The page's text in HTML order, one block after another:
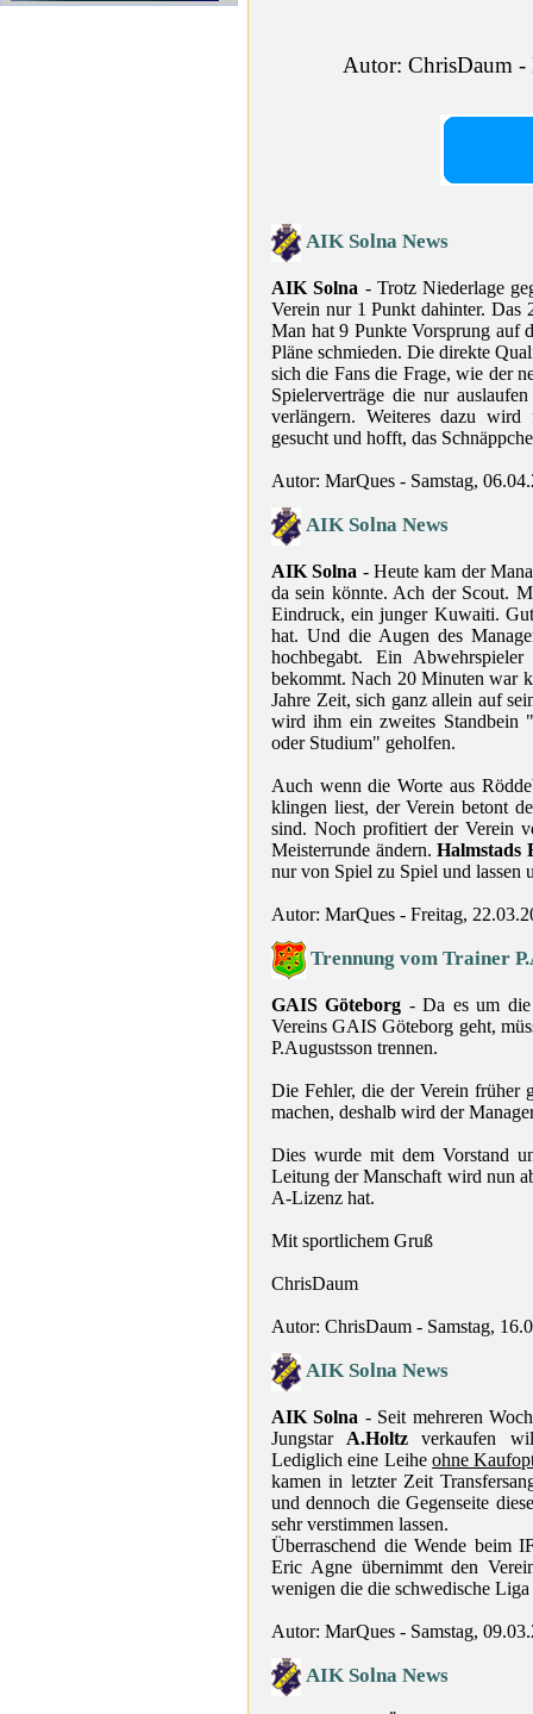
Autor: ChrisDaum
AIK Solna News
AIK Solna - Trotz Niederlage
Verein nur 1 Punkt dahinter. Das
Man hat 9 Punkte Vorsprung auf
Pläne schmieden. Die direkte
sich die Fans die Frage, wie der
Spielerverträge die nur
verlängern. Weiteres dazu
gesucht und hofft, das
Autor: MarQues - Samstag,
AIK Solna News
AIK Solna - Heute kam der
da sein könnte. Ach der Scout.
Eindruck, ein junger Kuwaiti.
hat. Und die Augen des
hochbegabt. Ein
bekommt. Nach 20 Minuten war
Jahre Zeit, sich ganz allein auf
wird ihm ein zweites Standbein
oder Studium" geholfen.
Auch wenn die Worte aus
klingen liest, der Verein betont
sind. Noch profitiert der Verein
Meisterrunde ändern.Halmstads
nur von Spiel zu Spiel und lassen
Autor: MarQues - Freitag,
Trennung vom Trainer
GAIS Göteborg - Da es um die
Vereins GAIS Göteborg geht,
P.Augustsson trennen.
Die Fehler, die der Verein früher
machen, deshalb wird der
Dies wurde mit dem Vorstand
Leitung der Manschaft wird nun
A-Lizenz hat.
Mit sportlichem Gruß
ChrisDaum
Autor: ChrisDaum - Samstag,
AIK Solna News
AIK Solna - Seit mehreren
Jungstar A.Holtz verkaufen
Lediglich eine Leiheohne
kamen in letzter Zeit
und dennoch die Gegenseite
sehr verstimmen lassen.
Überraschend die Wende beim
Eric Agne übernimmt den
wenigen die die schwedische
Autor: MarQues - Samstag,
AIK Solna News